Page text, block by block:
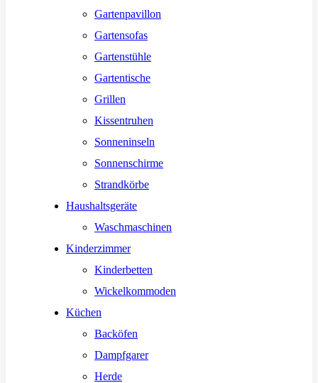
Gartenpavillon
Gartensofas
Gartenstühle
Gartentische
Grillen
Kissentruhen
Sonneninseln
Sonnenschirme
Strandkörbe
Haushaltsgeräte
Waschmaschinen
Kinderzimmer
Kinderbetten
Wickelkommoden
Küchen
Backöfen
Dampfgarer
Herde